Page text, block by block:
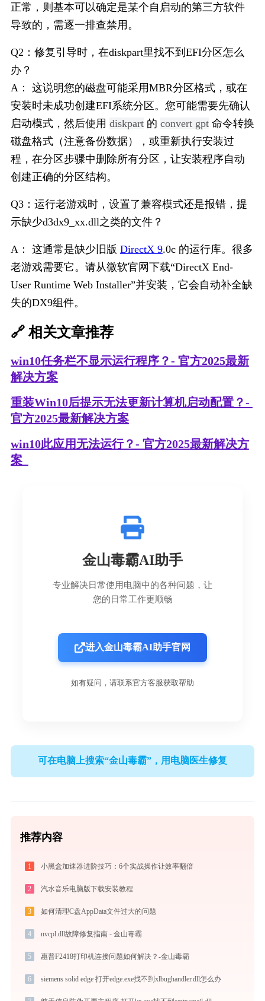
正常，则基本可以确定是某个自启动的第三方软件
导致的，需逐一排查禁用。
Q2：修复引导时，在diskpart里找不到EFI分区怎么
办？
A： 这说明您的磁盘可能采用MBR分区格式，或在
安装时未成功创建EFI系统分区。您可能需要先确认
启动模式，然后使用 diskpart 的 convert gpt 命令转换
磁盘格式（注意备份数据），或重新执行安装过
程，在分区步骤中删除所有分区，让安装程序自动
创建正确的分区结构。
Q3：运行老游戏时，设置了兼容模式还是报错，提
示缺少d3dx9_xx.dll之类的文件？
A： 这通常是缺少旧版 DirectX 9.0c 的运行库。很多
老游戏需要它。请从微软官网下载“DirectX End-
User Runtime Web Installer”并安装，它会自动补全缺
失的DX9组件。
🔗 相关文章推荐
win10任务栏不显示运行程序？- 官方2025最新
解决方案
重装Win10后提示无法更新计算机启动配置？-
官方2025最新解决方案
win10此应用无法运行？- 官方2025最新解决方
案
金山毒霸AI助手
专业解决日常使用电脑中的各种问题，让
您的日常工作更顺畅
进入金山毒霸AI助手官网
如有疑问，请联系官方客服获取帮助
可在电脑上搜索“金山毒霸”，用电脑医生修复
推荐内容
1 小黑盒加速器进阶技巧：6个实战操作让效率翻倍
2 汽水音乐电脑版下载安装教程
3 如何清理C盘AppData文件过大的问题
4 nvcpl.dll故障修复指南 - 金山毒霸
5 惠普F2418打印机连接问题如何解决？-金山毒霸
6 siemens solid edge 打开edge.exe找不到xlbughandler.dll怎么办